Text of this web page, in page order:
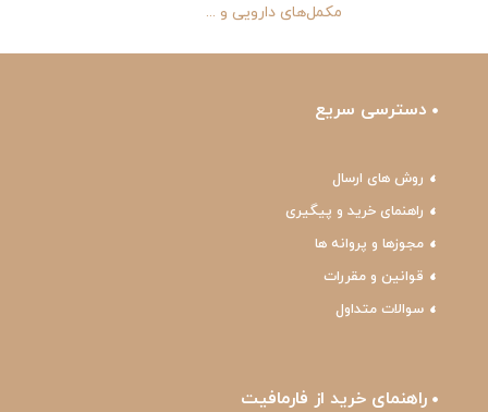
مکمل‌های دارویی و ...
دسترسی سریع
روش های ارسال
راهنمای خرید و پیگیری
مجوزها و پروانه ها
قوانین و مقررات
سوالات متداول
راهنمای خرید از فارمافیت